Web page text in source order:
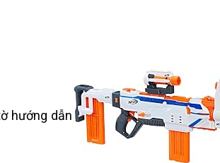
hướng dẫn